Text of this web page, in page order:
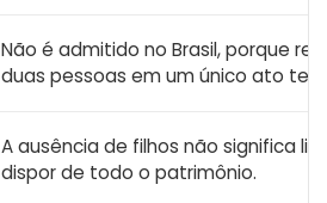
Não é admitido no Brasil, porque
duas pessoas em um único ato
A ausência de filhos não significa
dispor de todo o patrimônio.